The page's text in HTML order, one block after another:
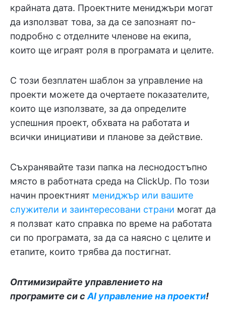
крайната дата. Проектните мениджъри могат
да използват това, за да се запознаят по-
подробно с отделните членове на екипа,
които ще играят роля в програмата и целите.
С този безплатен шаблон за управление на
проекти можете да очертаете показателите,
които ще използвате, за да определите
успешния проект, обхвата на работата и
всички инициативи и планове за действие.
Съхранявайте тази папка на леснодостъпно
място в работната среда на ClickUp. По този
начин проектният мениджър или вашите
служители и заинтересовани страни могат да
я ползват като справка по време на работата
си по програмата, за да са наясно с целите и
етапите, които трябва да постигнат.
Оптимизирайте управлението на
програмите си сAI управление на проекти!